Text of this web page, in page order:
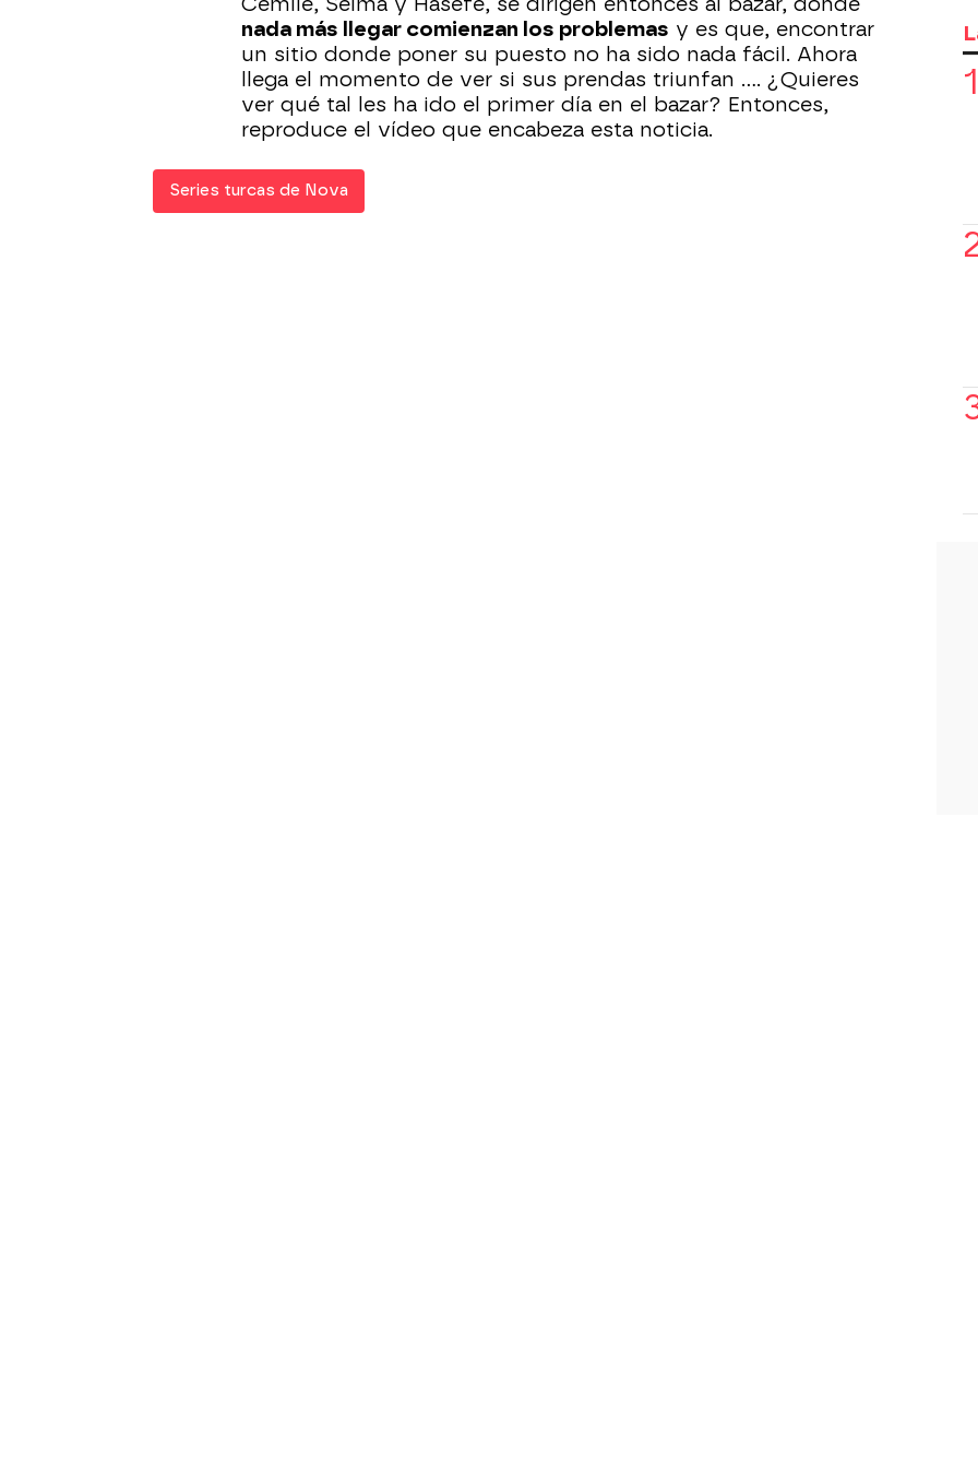
nada más llegar comienzan los problemas y es que, encontrar
un sitio donde poner su puesto no ha sido nada fácil. Ahora
llega el momento de ver si sus prendas triunfan .... ¿Quieres
ver qué tal les ha ido el primer día en el bazar? Entonces,
reproduce el vídeo que encabeza esta noticia.
Series turcas de Nova